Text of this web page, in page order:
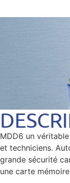
MDD6 un
et techniciens.
grande sécurité
une carte mémoire